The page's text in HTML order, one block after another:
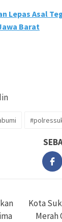
Lepas Asal
Barat
Kota
Merah